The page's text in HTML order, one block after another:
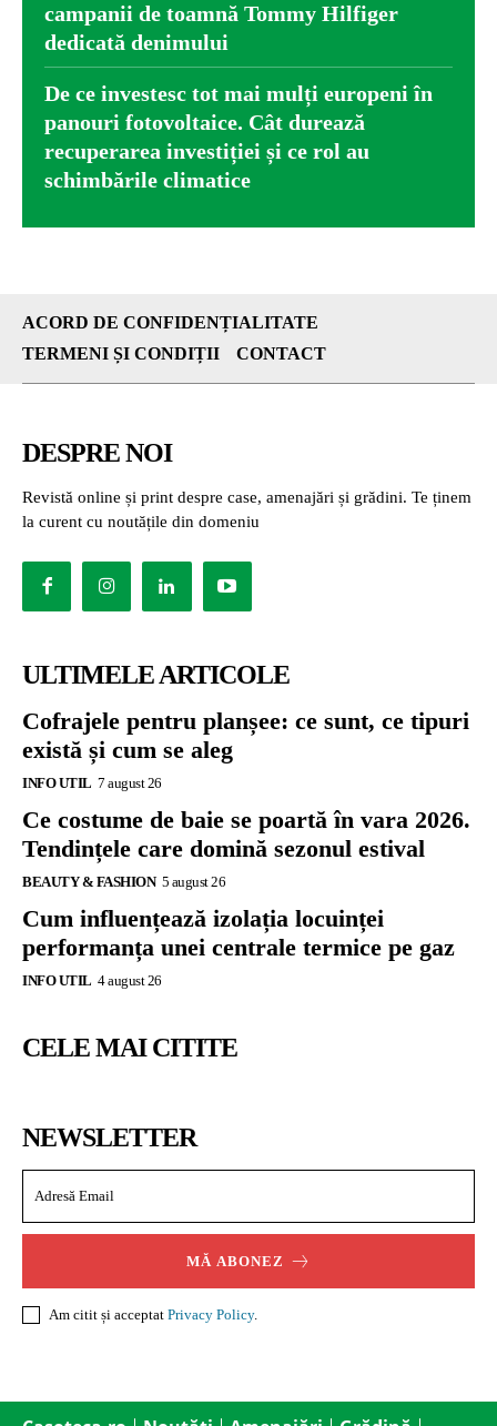
campanii de toamnă Tommy Hilfiger
dedicată denimului
De ce investesc tot mai mulți europeni în
panouri fotovoltaice. Cât durează
recuperarea investiției și ce rol au
schimbările climatice
ACORD DE CONFIDENȚIALITATE
TERMENI ȘI CONDIȚII
CONTACT
DESPRE NOI
Revistă online și print despre case, amenajări și grădini. Te ținem
la curent cu noutățile din domeniu
ULTIMELE ARTICOLE
Cofrajele pentru planșee: ce sunt, ce tipuri
există și cum se aleg
INFO UTIL 7 august 26
Ce costume de baie se poartă în vara 2026.
Tendințele care domină sezonul estival
BEAUTY & FASHION 5 august 26
Cum influențează izolația locuinței
performanța unei centrale termice pe gaz
INFO UTIL 4 august 26
CELE MAI CITITE
NEWSLETTER
MĂ ABONEZ
Am citit și acceptat Privacy Policy.